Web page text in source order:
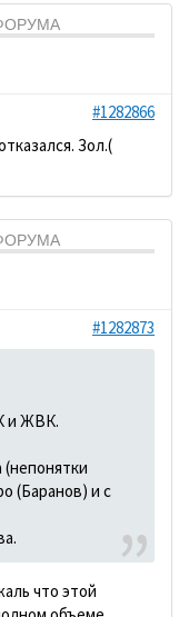
#1282866
Зол.(
#1282873
и ЖВК.
(Баранов) и с
что этой